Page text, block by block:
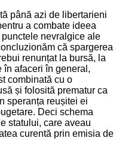
până azi de libertarieni
a combate ideea
nevralgice ale
că spargerea
renunțat la bursă, la
afaceri în general,
combinată cu o
și folosită prematur ca
speranța reușitei ei
Deci schema
statului, care aveau
curentă prin emisia de